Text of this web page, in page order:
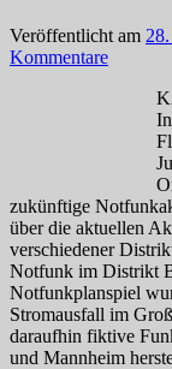
Veröffentlicht am
Kommentare
zukünftige
über die aktuellen
verschiedener
Notfunk im Distrikt
Notfunkplanspiel
Stromausfall im
daraufhin fiktive
und Mannheim